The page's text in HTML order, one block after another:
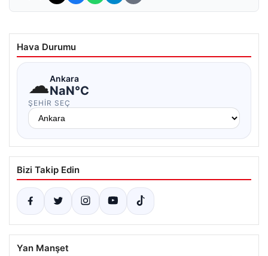
Hava Durumu
☁Ankara
NaN°C
ŞEHIR SEÇ
Bizi Takip Edin
Yan Manşet